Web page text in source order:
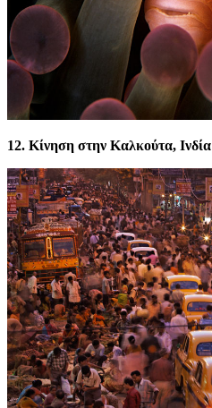
12. Κίνηση στην Καλκούτα, Ινδία